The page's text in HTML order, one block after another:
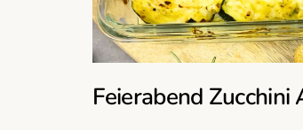
Feierabend Zucchini